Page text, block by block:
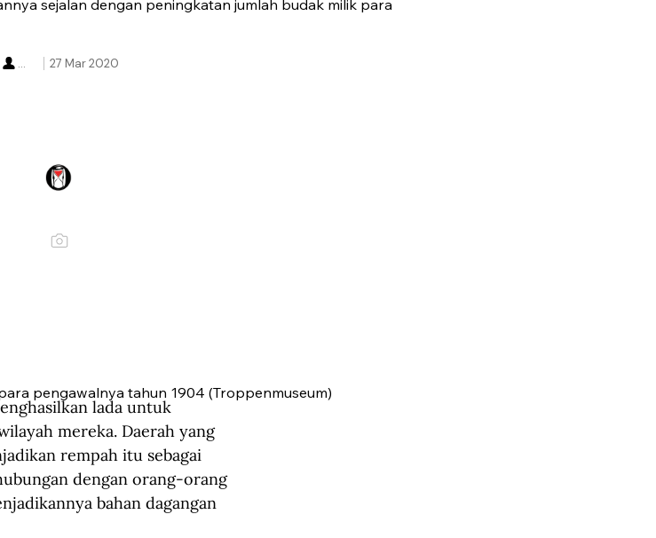
sejalan dengan peningkatan jumlah budak milik para
27 Mar 2020
...
pengawalnya tahun 1904 (Troppenmuseum)
lada untuk
mereka. Daerah yang
rempah itu sebagai
dengan orang-orang
bahan dagangan